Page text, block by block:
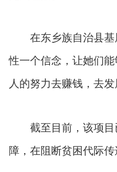
在东乡族自治县基层
性一个信念，让她们
人的努力去赚钱，去发
截至目前，该项目
障，在阻断贫困代际